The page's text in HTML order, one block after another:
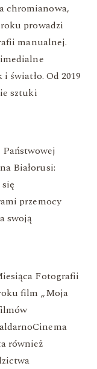
chromianowa,
prowadzi
manualnej.
światło. Od 2019
sztuki
Białorusi:
przemocy
swoją
Fotografii
film „Moja
również